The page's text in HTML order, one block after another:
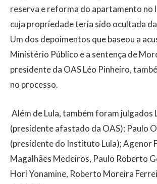
reserva e reforma do apartamento no
cuja propriedade teria sido ocultada
Um dos depoimentos que baseou a
Ministério Público e a sentença de
presidente da OAS Léo Pinheiro,
no processo.
Além de Lula, também foram julgados
(presidente afastado da OAS); Paulo
(presidente do Instituto Lula); Agenor
Magalhães Medeiros, Paulo Roberto
Hori Yonamine, Roberto Moreira